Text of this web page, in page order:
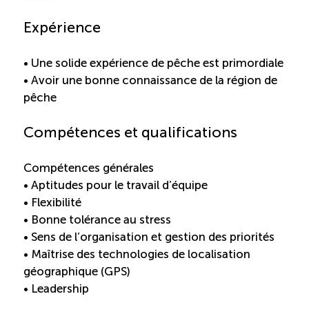
Facebook
LinkedIn
Vimeo Recherche
Expérience
• Une solide expérience de pêche est primordiale
• Avoir une bonne connaissance de la région de
pêche
Compétences et qualifications
Compétences générales
• Aptitudes pour le travail d’équipe
• Flexibilité
• Bonne tolérance au stress
• Sens de l’organisation et gestion des priorités
• Maîtrise des technologies de localisation
géographique (GPS)
• Leadership